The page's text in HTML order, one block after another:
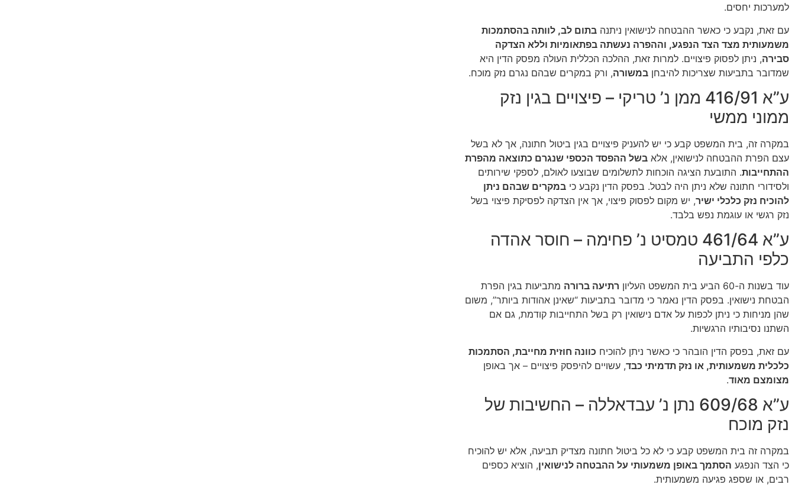
למערכות יחסים.
עם זאת, נקבע כי כאשר ההבטחה לנישואין ניתנה בתום לב, לוותה בהסתמכות
משמעותית מצד הצד הנפגע, וההפרה נעשתה בפתאומיות וללא הצדקה
סבירה, ניתן לפסוק פיצויים. למרות זאת, ההלכה הכללית העולה מפסק הדין היא
שמדובר בתביעות שצריכות להיבחן במשורה, ורק במקרים שבהם נגרם נזק מוכח.
ע”א 416/91 ממן נ’ טריקי – פיצויים בגין נזק
ממוני ממשי
במקרה זה, בית המשפט קבע כי יש להעניק פיצויים בגין ביטול חתונה, אך לא בשל
עצם הפרת ההבטחה לנישואין, אלא בשל ההפסד הכספי שנגרם כתוצאה מהפרת
ההתחייבות. התובעת הציגה הוכחות לתשלומים שבוצעו לאולם, לספקי שירותים
ולסידורי חתונה שלא ניתן היה לבטל. בפסק הדין נקבע כי במקרים שבהם ניתן
להוכיח נזק כלכלי ישיר, יש מקום לפסוק פיצוי, אך אין הצדקה לפסיקת פיצוי בשל
נזק רגשי או עוגמת נפש בלבד.
ע”א 461/64 טמסיט נ’ פחימה – חוסר אהדה
כלפי התביעה
עוד בשנות ה-60 הביע בית המשפט העליון רתיעה ברורה מתביעות בגין הפרת
הבטחת נישואין. בפסק הדין נאמר כי מדובר בתביעות “שאינן אהודות ביותר”, משום
שהן מניחות כי ניתן לכפות על אדם נישואין רק בשל התחייבות קודמת, גם אם
השתנו נסיבותיו הרגשיות.
עם זאת, בפסק הדין הובהר כי כאשר ניתן להוכיח כוונה חוזית מחייבת, הסתמכות
כלכלית משמעותית, או נזק תדמיתי כבד, עשויים להיפסק פיצויים – אך באופן
מצומצם מאוד.
ע”א 609/68 נתן נ’ עבדאללה – החשיבות של
נזק מוכח
במקרה זה בית המשפט קבע כי לא כל ביטול חתונה מצדיק תביעה, אלא יש להוכיח
כי הצד הנפגע הסתמך באופן משמעותי על ההבטחה לנישואין, הוציא כספים
רבים, או שספג פגיעה משמעותית.